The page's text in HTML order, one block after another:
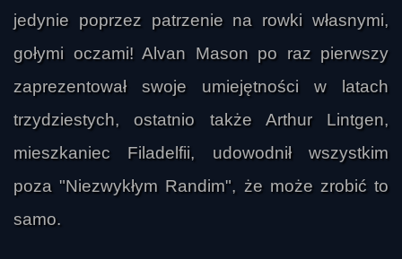
jedynie poprzez patrzenie na rowki własnymi,
gołymi oczami! Alvan Mason po raz pierwszy
zaprezentował swoje umiejętności w latach
trzydziestych, ostatnio także Arthur Lintgen,
mieszkaniec Filadelfii, udowodnił wszystkim
poza "Niezwykłym Randim", że może zrobić to
samo.
arjen